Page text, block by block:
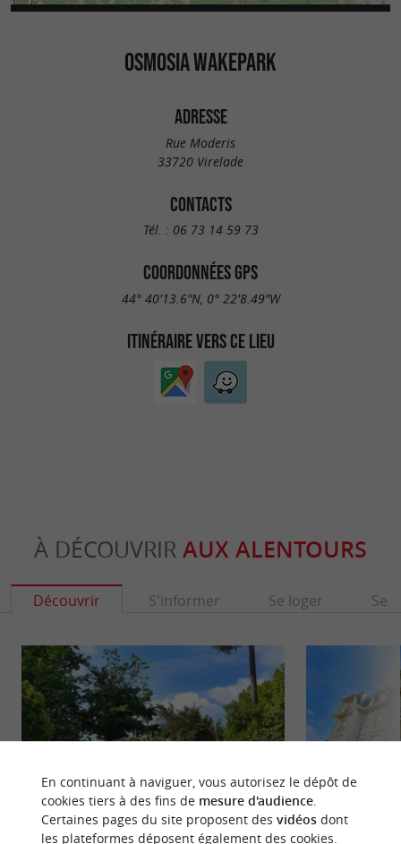
OSMOSIA WAKEPARK
ADRESSE
Rue Moderis
33720 Virelade
CONTACTS
Tél. : 06 73 14 59 73
COORDONNÉES GPS
44° 40'13.6"N, 0° 22'8.49"W
ITINÉRAIRE VERS CE LIEU
À DÉCOUVRIR AUX ALENTOURS
Découvrir S'informer Se loger Se
En continuant à naviguer, vous autorisez le dépôt de
cookies tiers à des fins de mesure d'audience.
Certaines pages du site proposent des vidéosdont
les plateformes déposent également des cookies.